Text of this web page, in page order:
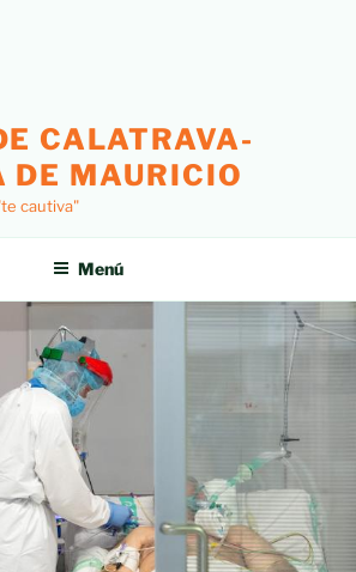
CALATRAVA-
DE MAURICIO
cautiva"
Menú